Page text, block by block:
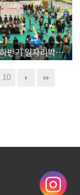
2025 의왕시 하반기 일자리박람회
10